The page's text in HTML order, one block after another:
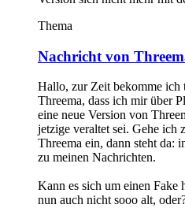
Thema
Nachricht von
Hallo, zur Zeit bekomme ich
Threema, dass ich mir über
eine neue Version von
jetzige veraltet sei. Gehe ich
Threema ein, dann steht da:
zu meinen Nachrichten.
Kann es sich um einen Fake
nun auch nicht sooo alt,